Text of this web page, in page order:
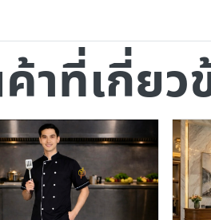
าที่เกี่ยว